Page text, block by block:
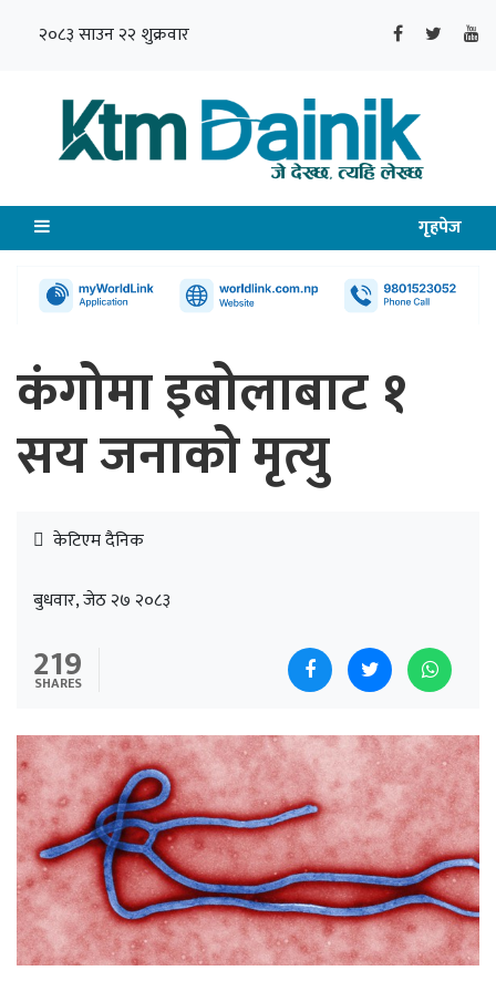
२०८३ साउन २२ शुक्रवार
गृहपेज
कंगोमा इबोलाबाट १
सय जनाको मृत्यु
केटिएम दैनिक
बुधवार, जेठ २७ २०८३
219
SHARES